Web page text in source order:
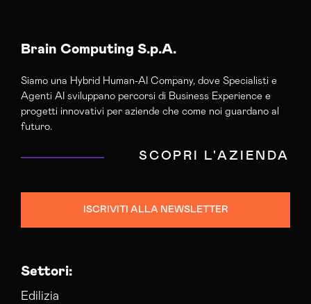
Brain Computing S.p.A.
Siamo una Hybrid Human-AI Company, dove Specialisti e
Agenti AI sviluppano percorsi di Business Experience e
progetti innovativi per aziende che come noi guardano al
futuro.
SCOPRI L'AZIENDA
ISCRIVITI ALLA NEWSLETTER
Settori:
Edilizia